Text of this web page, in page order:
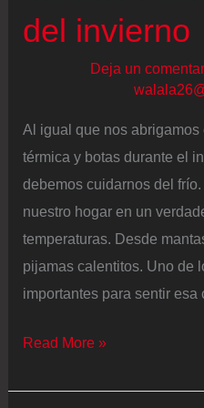
crecer
del invierno
Deja un
Al igual que nos abrigamos
térmica y botas durante el
debemos cuidarnos del
nuestro hogar en un
temperaturas. Desde
pijamas calentitos. Uno de
importantes para sentir esa
La
hecha
Read More »